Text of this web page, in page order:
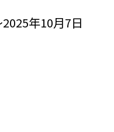
年10月7日